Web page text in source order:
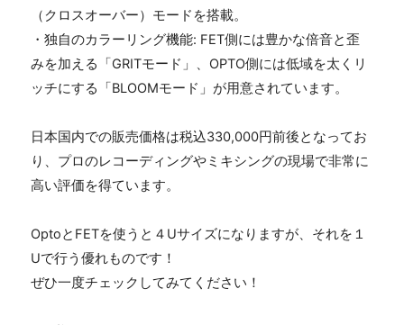
（クロスオーバー）モードを搭載。
・独自のカラーリング機能: FET側には豊かな倍音と歪
みを加える「GRITモード」、 OPTO側には低域を太くリ
ッチにする「BLOOMモード」が用意されています。
日本国内での販売価格は税込330,000円前後となってお
り、プロのレコーディングやミキシングの現場で非常に
高い評価を得ています。
Optoと FETを使うと４ Uサイズになりますが、それを１
Uで行う優れものです！
ぜひ一度チェックしてみてください！